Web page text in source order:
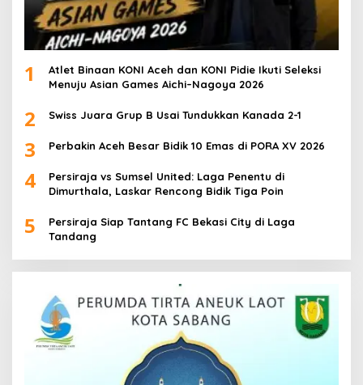
1
Atlet Binaan KONI Aceh dan KONI Pidie Ikuti Seleksi
Menuju Asian Games Aichi–Nagoya 2026
2 Swiss Juara Grup B Usai Tundukkan Kanada 2-1
3 Perbakin Aceh Besar Bidik 10 Emas di PORA XV 2026
4
Persiraja vs Sumsel United: Laga Penentu di
Dimurthala, Laskar Rencong Bidik Tiga Poin
5
Persiraja Siap Tantang FC Bekasi City di Laga
Tandang